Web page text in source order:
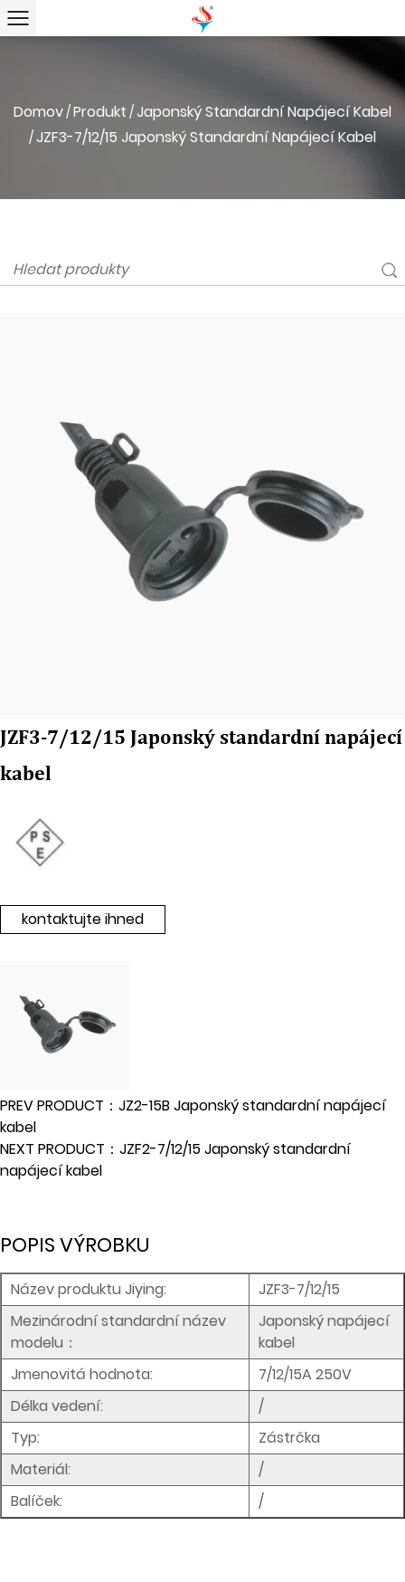
Domov/Produkt /Japonský Standardní Napájecí Kabel
/JZF3-7/12/15 Japonský Standardní Napájecí Kabel
JZF3-7/12/15 Japonský standardní napájecí
kabel
kontaktujte ihned
PREV PRODUCT：JZ2-15B Japonský standardní napájecí
kabel
NEXT PRODUCT：JZF2-7/12/15 Japonský standardní
napájecí kabel
POPIS VÝROBKU
Název produktu Jiying:
JZF3-7/12/15
Mezinárodní standardní název
modelu：
Japonský napájecí
kabel
Jmenovitá hodnota:
7/12/15A 250V
Délka vedení:
/
Typ:
Zástrčka
Materiál:
/
Balíček:
/